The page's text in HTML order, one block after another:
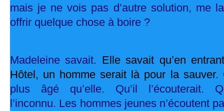
mais je ne vois pas d’autre solution, me
offrir quelque chose à boire ?
Madeleine savait. Elle savait qu’en
Hôtel, un homme serait là pour la sauver.
plus âgé qu’elle. Qu’il l’écouterait.
l’inconnu. Les hommes jeunes n’écoutent